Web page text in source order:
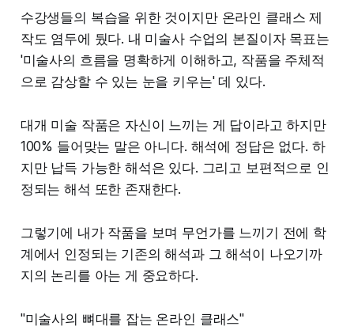
그리고, 손안에 담긴 파도
그리고 문인화를 이해하기 위해서는 동아시아에서 회
화를 그린 주체에 대한 이해가 선행되어야 하는데, 여
전히 "학식 높은 선비가 취미로 그린, 잘 그리기보다
뜻을 앞세운 그림" 정도로만 이야기된다. 조금 더 보
물론 이 이야기들도 중요하다. 다만 그 다음 이야기,
더 깊은 이야기도 알려지면 좋겠다는 바람이 있었다.
그리고 이 이야기는 논문에 담겨 있다.
개론서 위주의 강의와 책이 많은 현재, 논문으로 공부
를 하는 시간을 마련하면 좋겠다는 생각에 <미술사
깊이 읽기 클래스>를 준비했다.
이 생각은 내 경험에서 비롯된 것이기도 하다. 학부생
수강생들의 복습을 위한 것이지만 온라인 클래스 제
작도 염두에 뒀다. 내 미술사 수업의 본질이자 목표는
'미술사의 흐름을 명확하게 이해하고, 작품을 주체적
으로 감상할 수 있는 눈을 키우는' 데 있다.
대개 미술 작품은 자신이 느끼는 게 답이라고 하지만
100% 들어맞는 말은 아니다. 해석에 정답은 없다. 하
지만 납득 가능한 해석은 있다. 그리고 보편적으로 인
정되는 해석 또한 존재한다.
그렇기에 내가 작품을 보며 무언가를 느끼기 전에 학
계에서 인정되는 기존의 해석과 그 해석이 나오기까
지의 논리를 아는 게 중요하다.
"미술사의 뼈대를 잡는 온라인 클래스"